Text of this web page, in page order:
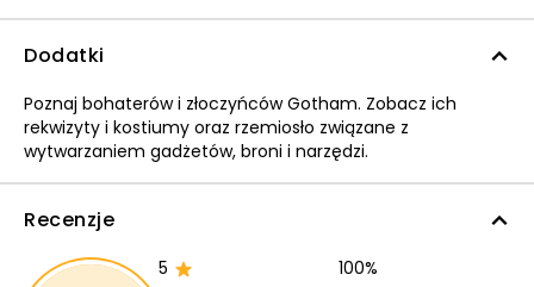
Dodatki
Poznaj bohaterów i złoczyńców Gotham. Zobacz ich
rekwizyty i kostiumy oraz rzemiosło związane z
wytwarzaniem gadżetów, broni i narzędzi.
Recenzje
5
100%